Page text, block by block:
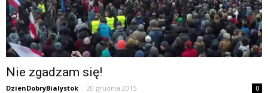
Nie zgadzam się!
DzienDobryBialystok - 20 grudnia 2015 0